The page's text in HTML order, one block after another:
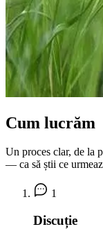
Cum lucrăm
Un proces clar, de la
— ca să știi ce
1
Discuție